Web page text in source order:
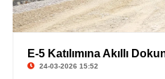
E-5 Katılımına Akıllı
24-03-2026 15:52